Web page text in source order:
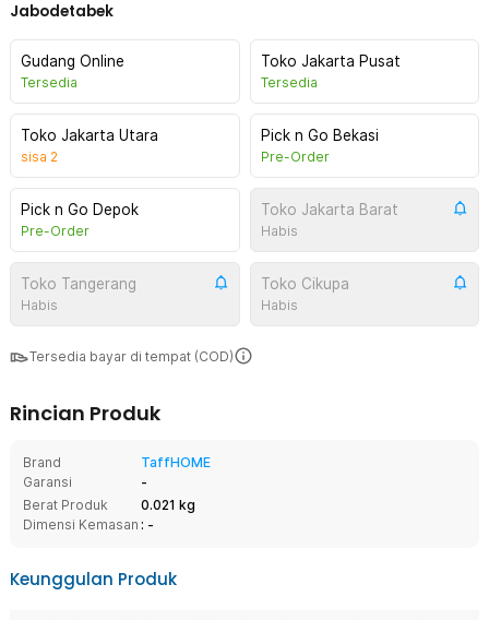
Jabodetabek
Gudang Online
Tersedia
Toko Jakarta Pusat
Tersedia
Toko Jakarta Utara
sisa 2
Pick n Go Bekasi
Pre-Order
Pick n Go Depok
Pre-Order
Toko Jakarta Barat
Habis
Toko Tangerang
Habis
Toko Cikupa
Habis
Tersedia bayar di tempat (COD)
Rincian Produk
Brand
TaffHOME
Garansi
-
Berat Produk
0.021 kg
Dimensi Kemasan : -
Keunggulan Produk